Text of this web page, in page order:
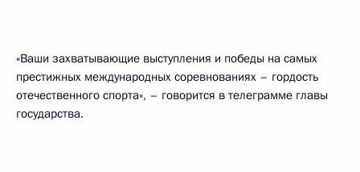
«Ваши захватывающие выступления и победы на самых
престижных международных соревнованиях – гордость
отечественного спорта», – говорится в телеграмме главы
государства.